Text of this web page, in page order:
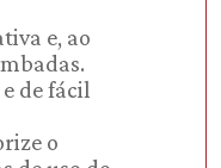
e, ao
de fácil
o